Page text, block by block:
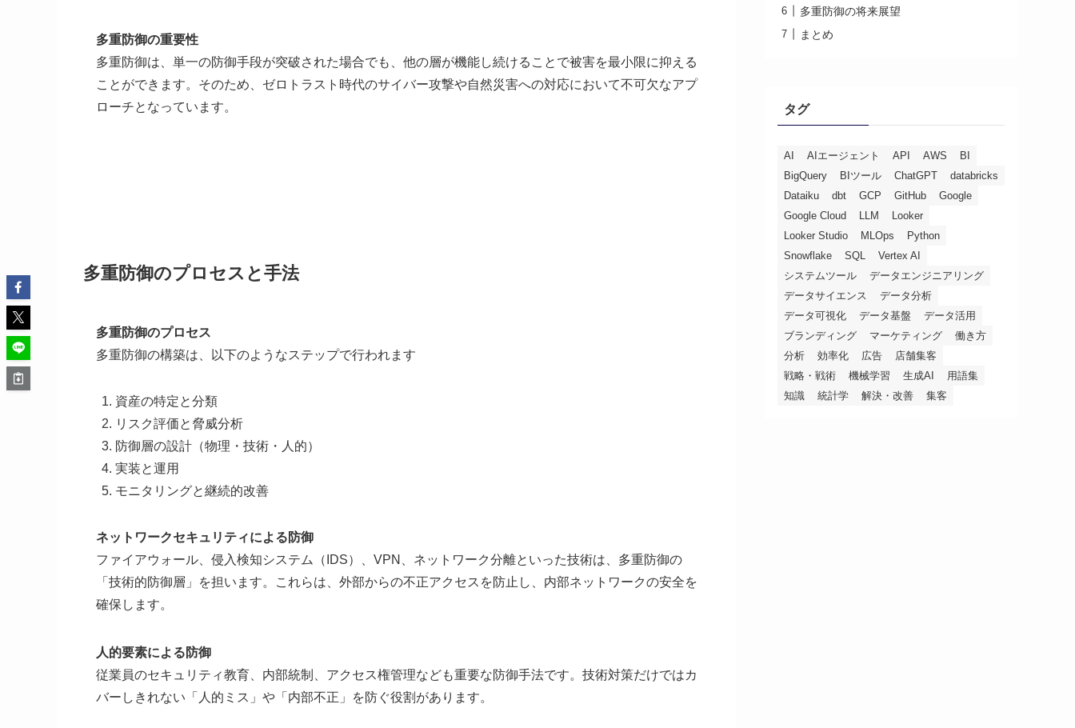
多重防御の重要性
多重防御は、単一の防御手段が突破された場合でも、他の層が機能し続けることで被害を最小限に抑える
ことができます。そのため、ゼロトラスト時代のサイバー攻撃や自然災害への対応において不可欠なアプ
ローチとなっています。
多重防御のプロセスと手法
多重防御のプロセス
多重防御の構築は、以下のようなステップで行われます
資産の特定と分類
リスク評価と脅威分析
防御層の設計（物理・技術・人的）
実装と運用
モニタリングと継続的改善
ネットワークセキュリティによる防御
ファイアウォール、侵入検知システム（IDS）、VPN、ネットワーク分離といった技術は、多重防御の
「技術的防御層」を担います。これらは、外部からの不正アクセスを防止し、内部ネットワークの安全を
確保します。
人的要素による防御
従業員のセキュリティ教育、内部統制、アクセス権管理なども重要な防御手法です。技術対策だけではカ
バーしきれない「人的ミス」や「内部不正」を防ぐ役割があります。
多重防御の将来展望
まとめ
タグ
AI AIエージェント API AWS
BI
BigQuery
BIツール ChatGPT
databricks
Dataiku
dbt GCP GitHub
Google
Google Cloud
LLM
Looker
Looker Studio
MLOps
Python
Snowflake
SQL
Vertex AI
システムツール
データエンジニアリング
データサイエンス
データ分析
データ可視化
データ基盤
データ活用
ブランディング
マーケティング
働き方
分析
効率化 広告
店舗集客
戦略・戦術
機械学習 生成AI
用語集
知識
統計学 解決・改善 集客